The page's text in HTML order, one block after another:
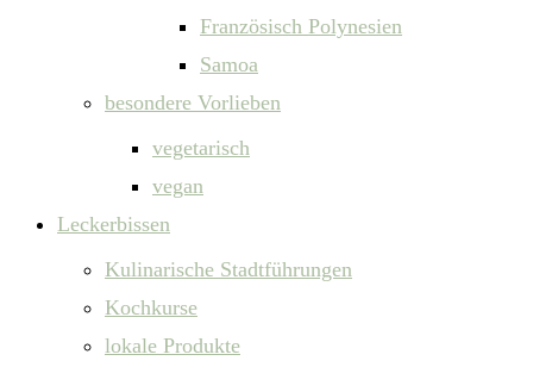
Französisch Polynesien
Samoa
besondere Vorlieben
vegetarisch
vegan
Leckerbissen
Kulinarische Stadtführungen
Kochkurse
lokale Produkte